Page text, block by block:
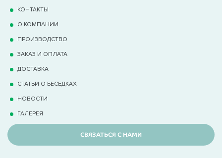
КОНТАКТЫ
О КОМПАНИИ
ПРОИЗВОДСТВО
ЗАКАЗ И ОПЛАТА
ДОСТАВКА
СТАТЬИ О БЕСЕДКАХ
НОВОСТИ
ГАЛЕРЕЯ
СВЯЗАТЬСЯ С НАМИ